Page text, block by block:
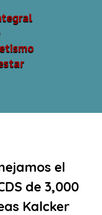
el
de 3,000
Kalcker